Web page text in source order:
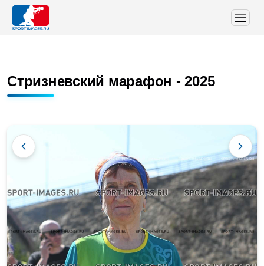
Стризневский марафон - 2025